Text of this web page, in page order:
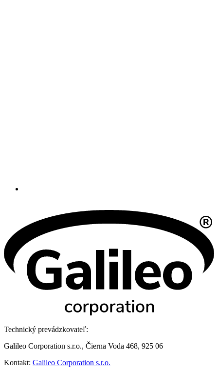
Technický prevádzkovateľ:
Galileo Corporation s.r.o., Čierna Voda 468, 925 06
Kontakt: Galileo Corporation s.r.o.